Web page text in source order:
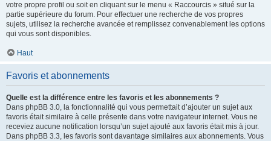
votre propre profil ou soit en cliquant sur le menu « Raccourcis » situé sur la
partie supérieure du forum. Pour effectuer une recherche de vos propres
sujets, utilisez la recherche avancée et remplissez convenablement les options
qui vous sont disponibles.
Haut
Favoris et abonnements
Quelle est la différence entre les favoris et les abonnements ?
Dans phpBB 3.0, la fonctionnalité qui vous permettait d’ajouter un sujet aux
favoris était similaire à celle présente dans votre navigateur internet. Vous ne
receviez aucune notification lorsqu’un sujet ajouté aux favoris était mis à jour.
Dans phpBB 3.3, les favoris sont davantage similaires aux abonnements. Vous